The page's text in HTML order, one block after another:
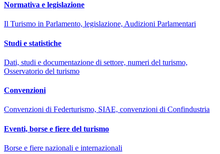
Normativa e legislazione
Il Turismo in Parlamento, legislazione, Audizioni Parlamentari
Studi e statistiche
Dati, studi e documentazione di settore, numeri del turismo,
Osservatorio del turismo
Convenzioni
Convenzioni di Federturismo, SIAE, convenzioni di Confindustria
Eventi, borse e fiere del turismo
Borse e fiere nazionali e internazionali